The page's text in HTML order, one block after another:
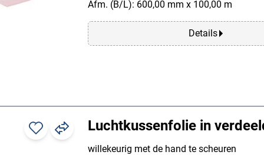
Afm. (B/L): 600,00 mm x 100,00 m
Details
Luchtkussenfolie in
willekeurig met de hand te scheuren